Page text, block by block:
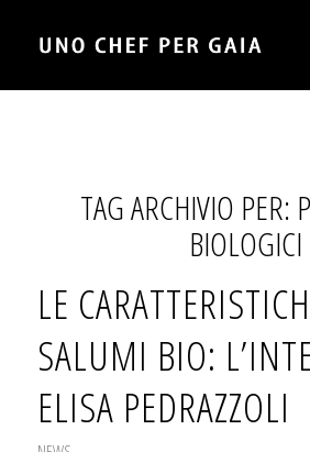
TAG ARCHIVIO PER:
BIOLOGICI
LE
SALUMI BIO:
ELISA PEDRAZZOLI